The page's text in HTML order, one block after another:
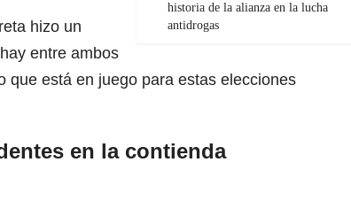
historia de la alianza en la lucha
antidrogas
hizo un
entre ambos
que está en juego para estas elecciones
en la contienda